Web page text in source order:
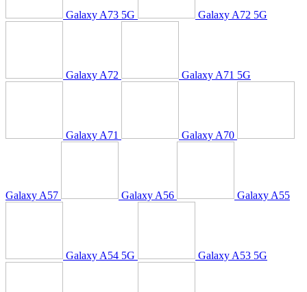
Galaxy A73 5G Galaxy A72 5G
Galaxy A72 Galaxy A71 5G
Galaxy A71 Galaxy A70
Galaxy A57 Galaxy A56 Galaxy A55
Galaxy A54 5G Galaxy A53 5G